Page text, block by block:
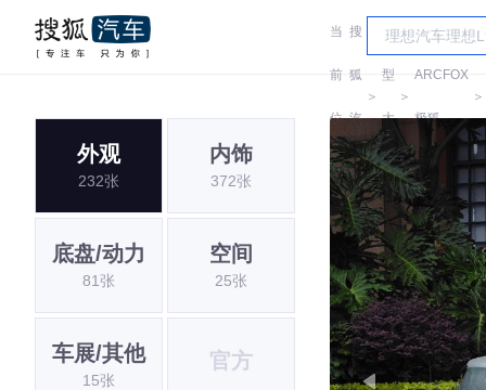
当
前
位
置:
搜
狐
汽
车
＞
车
型
大
全
＞
ARCFOX
极狐
外观
232张
内饰
372张
底盘/动力
81张
空间
25张
车展/其他
15张
官方